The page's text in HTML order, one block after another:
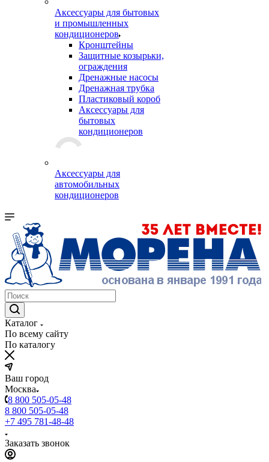
Аксессуары для бытовых
и промышленных
кондиционеров
Кронштейны
Защитные козырьки,
ограждения
Дренажные насосы
Дренажная трубка
Пластиковый короб
Аксессуары для
бытовых
кондиционеров
Аксессуары для
автомобильных
кондиционеров
Каталог
По всему сайту
По каталогу
Ваш город
Москва
8 800 505-05-48
8 800 505-05-48
+7 495 781-48-48
Заказать звонок